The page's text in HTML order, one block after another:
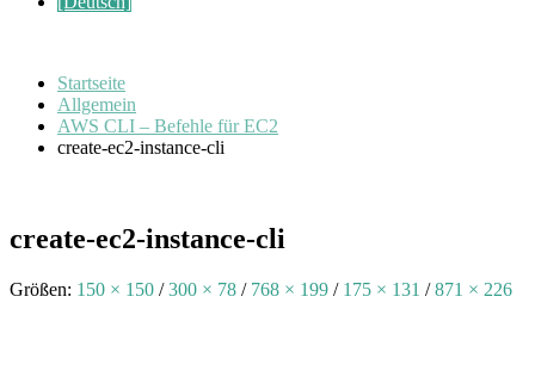
Startseite
Allgemein
AWS CLI – Befehle für EC2
create-ec2-instance-cli
create-ec2-instance-cli
Größen: 150 × 150 / 300 × 78 / 768 × 199 / 175 × 131 / 871 × 226